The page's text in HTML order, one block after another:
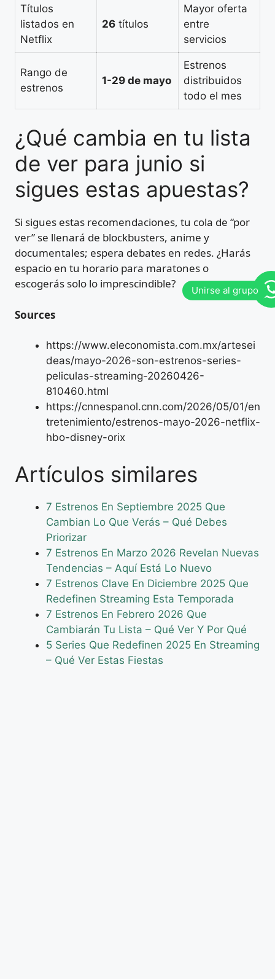
Títulos
listados en
Netflix
26 títulos
Mayor oferta
entre
servicios
Rango de
estrenos
1-29 de mayo
Estrenos
distribuidos
todo el mes
¿Qué cambia en tu lista
de ver para junio si
sigues estas apuestas?
Si sigues estas recomendaciones, tu cola de “por
ver” se llenará de blockbusters, anime y
documentales; espera debates en redes. ¿Harás
espacio en tu horario para maratones o
escogerás solo lo imprescindible?
Sources
https://www.eleconomista.com.mx/artesei
deas/mayo-2026-son-estrenos-series-
peliculas-streaming-20260426-
810460.html
https://cnnespanol.cnn.com/2026/05/01/en
tretenimiento/estrenos-mayo-2026-netflix-
hbo-disney-orix
Artículos similares
7 Estrenos En Septiembre 2025 Que
Cambian Lo Que Verás – Qué Debes
Priorizar
7 Estrenos En Marzo 2026 Revelan Nuevas
Tendencias – Aquí Está Lo Nuevo
7 Estrenos Clave En Diciembre 2025 Que
Redefinen Streaming Esta Temporada
7 Estrenos En Febrero 2026 Que
Cambiarán Tu Lista – Qué Ver Y Por Qué
5 Series Que Redefinen 2025 En Streaming
– Qué Ver Estas Fiestas